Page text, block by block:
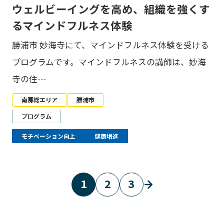
ウェルビーイングを高め、組織を強くす
るマインドフルネス体験
勝浦市 妙海寺にて、マインドフルネス体験を受ける
プログラムです。マインドフルネスの講師は、妙海
寺の住…
南房総エリア
勝浦市
プログラム
モチベーション向上 健康増進
1 2 3